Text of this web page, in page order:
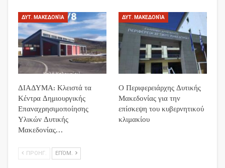
ΔΥΤ. ΜΑΚΕΔΟΝΊΑ
ΔΙΑΔΥΜΑ: Κλειστά τα
Κέντρα Δημιουργικής
Επαναχρησιμοποίησης
Υλικών Δυτικής
Μακεδονίας…
ΔΥΤ. ΜΑΚΕΔΟΝΊΑ
Ο Περιφερειάρχης Δυτικής
Μακεδονίας για την
επίσκεψη του κυβερνητικού
κλιμακίου
ΠΡΟΗΓ. ΕΠΌΜ.